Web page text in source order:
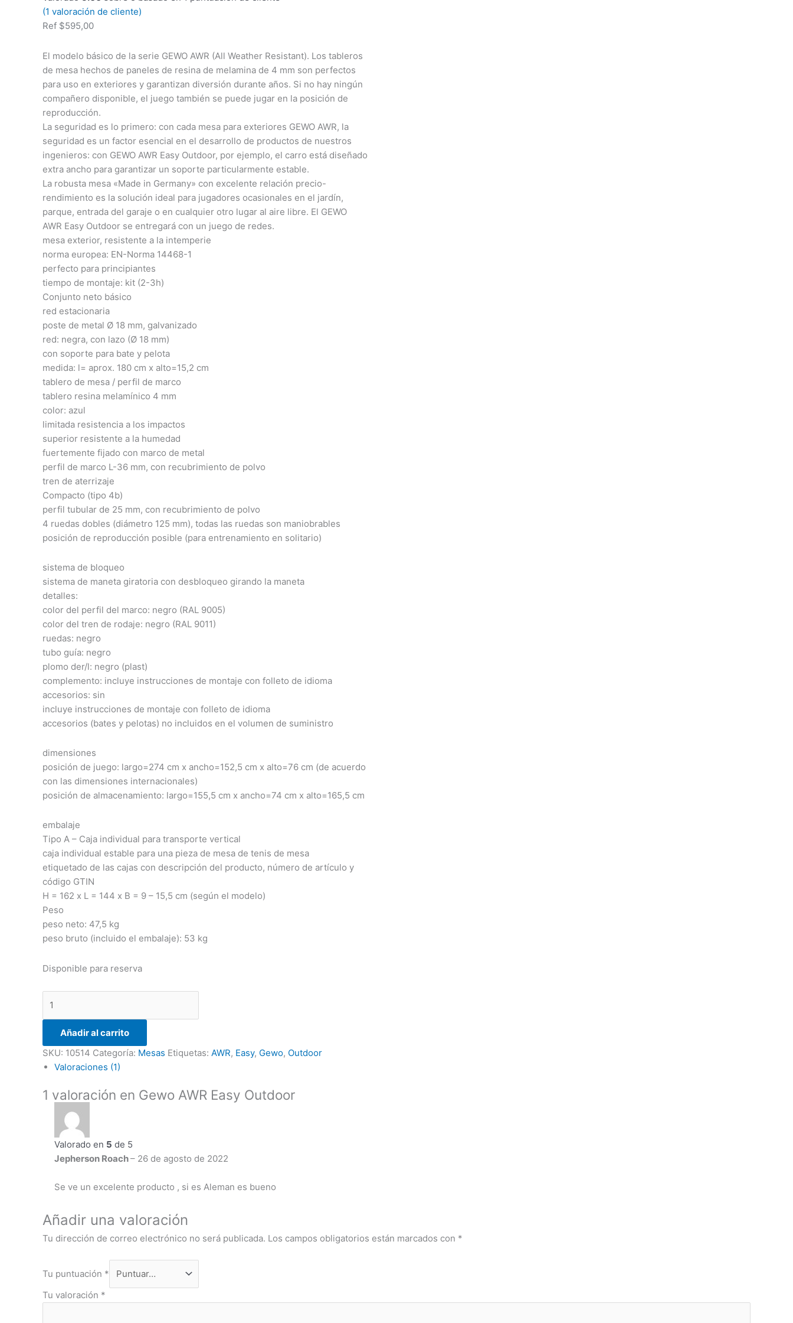
(1 valoración de cliente)
Ref $595,00
El modelo básico de la serie GEWO AWR (All Weather Resistant). Los tableros
de mesa hechos de paneles de resina de melamina de 4 mm son perfectos
para uso en exteriores y garantizan diversión durante años. Si no hay ningún
compañero disponible, el juego también se puede jugar en la posición de
reproducción.
La seguridad es lo primero: con cada mesa para exteriores GEWO AWR, la
seguridad es un factor esencial en el desarrollo de productos de nuestros
ingenieros: con GEWO AWR Easy Outdoor, por ejemplo, el carro está diseñado
extra ancho para garantizar un soporte particularmente estable.
La robusta mesa «Made in Germany» con excelente relación precio-
rendimiento es la solución ideal para jugadores ocasionales en el jardín,
parque, entrada del garaje o en cualquier otro lugar al aire libre. El GEWO
AWR Easy Outdoor se entregará con un juego de redes.
mesa exterior, resistente a la intemperie
norma europea: EN-Norma 14468-1
perfecto para principiantes
tiempo de montaje: kit (2-3h)
Conjunto neto básico
red estacionaria
poste de metal Ø 18 mm, galvanizado
red: negra, con lazo (Ø 18 mm)
con soporte para bate y pelota
medida: l= aprox. 180 cm x alto=15,2 cm
tablero de mesa / perfil de marco
tablero resina melamínico 4 mm
color: azul
limitada resistencia a los impactos
superior resistente a la humedad
fuertemente fijado con marco de metal
perfil de marco L-36 mm, con recubrimiento de polvo
tren de aterrizaje
Compacto (tipo 4b)
perfil tubular de 25 mm, con recubrimiento de polvo
4 ruedas dobles (diámetro 125 mm), todas las ruedas son maniobrables
posición de reproducción posible (para entrenamiento en solitario)
sistema de bloqueo
sistema de maneta giratoria con desbloqueo girando la maneta
detalles:
color del perfil del marco: negro (RAL 9005)
color del tren de rodaje: negro (RAL 9011)
ruedas: negro
tubo guía: negro
plomo der/l: negro (plast)
complemento: incluye instrucciones de montaje con folleto de idioma
accesorios: sin
incluye instrucciones de montaje con folleto de idioma
accesorios (bates y pelotas) no incluidos en el volumen de suministro
dimensiones
posición de juego: largo=274 cm x ancho=152,5 cm x alto=76 cm (de acuerdo
con las dimensiones internacionales)
posición de almacenamiento: largo=155,5 cm x ancho=74 cm x alto=165,5 cm
embalaje
Tipo A – Caja individual para transporte vertical
caja individual estable para una pieza de mesa de tenis de mesa
etiquetado de las cajas con descripción del producto, número de artículo y
código GTIN
H = 162 x L = 144 x B = 9 – 15,5 cm (según el modelo)
Peso
peso neto: 47,5 kg
peso bruto (incluido el embalaje): 53 kg
Disponible para reserva
Añadir al carrito
SKU: 10514 Categoría: Mesas Etiquetas: AWR, Easy, Gewo, Outdoor
Valoraciones (1)
1 valoración en Gewo AWR Easy Outdoor
Valorado en 5 de 5
Jepherson Roach– 26 de agosto de 2022
Se ve un excelente producto , si es Aleman es bueno
Añadir una valoración
Tu dirección de correo electrónico no será publicada. Los campos obligatorios están marcados con *
Tu puntuación *
Tu valoración *